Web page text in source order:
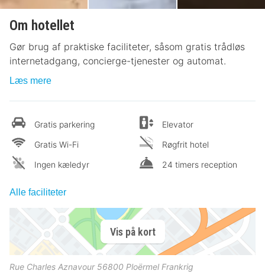
Om hotellet
Gør brug af praktiske faciliteter, såsom gratis trådløs
internetadgang, concierge-tjenester og automat.
Læs mere
Gratis parkering
Gratis Wi-Fi
Ingen kæledyr
Elevator
Røgfrit hotel
24 timers reception
Alle faciliteter
Vis på kort
Rue Charles Aznavour 56800 Ploërmel Frankrig